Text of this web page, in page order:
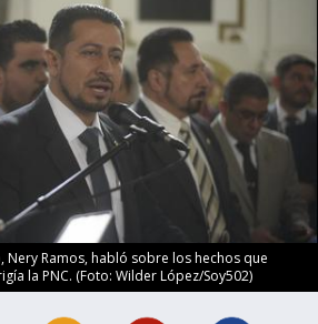
Nery Ramos, habló sobre los hechos que
la PNC. (Foto: Wilder López/Soy502)